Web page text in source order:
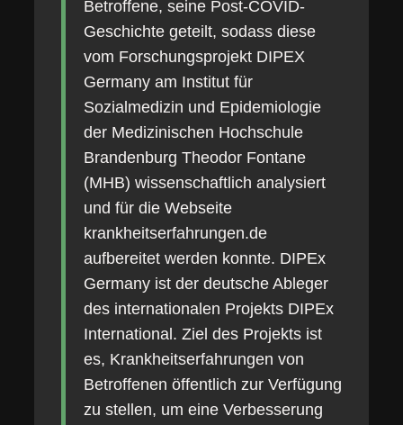
Betroffene, seine Post-COVID-
Geschichte geteilt, sodass diese
vom Forschungsprojekt DIPEX
Germany am Institut für
Sozialmedizin und Epidemiologie
der Medizinischen Hochschule
Brandenburg Theodor Fontane
(MHB) wissenschaftlich analysiert
und für die Webseite
krankheitserfahrungen.de
aufbereitet werden konnte. DIPEx
Germany ist der deutsche Ableger
des internationalen Projekts DIPEx
International. Ziel des Projekts ist
es, Krankheitserfahrungen von
Betroffenen öffentlich zur Verfügung
zu stellen, um eine Verbesserung